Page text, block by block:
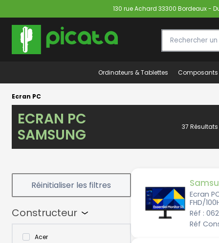
130 rue Achard 33300 Bordeaux -
Ordinateurs & Tablettes Composants
Ecran PC
ECRAN PC
SAMSUNG
37
Constructeur
Acer
Ecran
FHD/
Réf :
Réf